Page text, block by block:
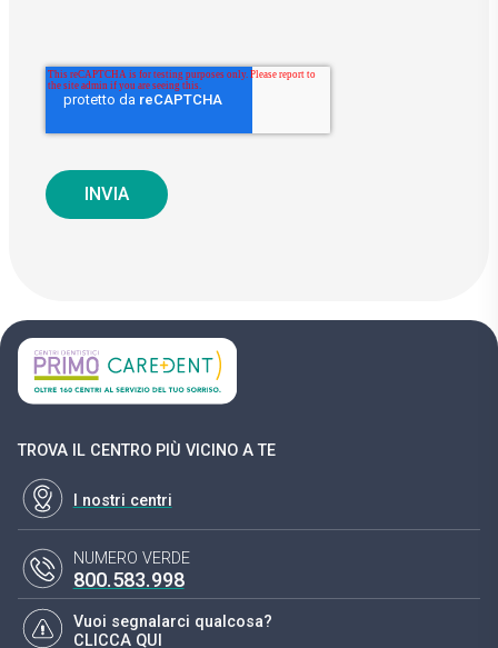
TROVA IL CENTRO PIÙ VICINO A TE
I nostri centri
NUMERO VERDE
800.583.998
Vuoi segnalarci qualcosa?
CLICCA QUI